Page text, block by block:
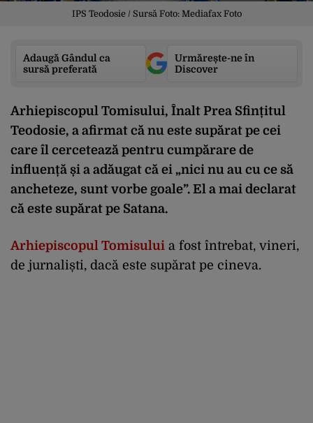
IPS Teodosie / Sursă Foto: Mediafax Foto
Adaugă Gândul ca
sursă preferată
Urmărește-ne în
Discover
Arhiepiscopul Tomisului, Înalt Prea Sfințitul
Teodosie, a afirmat că nu este supărat pe cei
care îl cercetează pentru cumpărare de
influență și a adăugat că ei „nici nu au cu ce să
ancheteze, sunt vorbe goale”. El a mai declarat
că este supărat pe Satana.
Arhiepiscopul Tomisului a fost întrebat, vineri,
de jurnaliști, dacă este supărat pe cineva.